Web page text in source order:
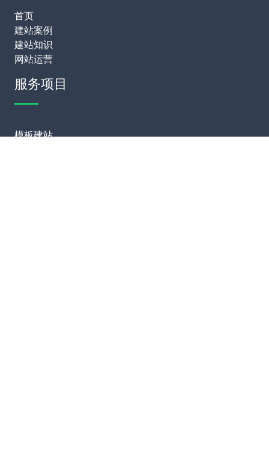
首页
建站案例
建站知识
网站运营
服务项目
模板建站